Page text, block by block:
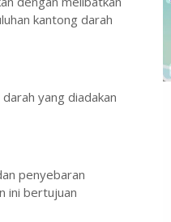
kantong darah
yang diadakan
penyebaran
ini bertujuan